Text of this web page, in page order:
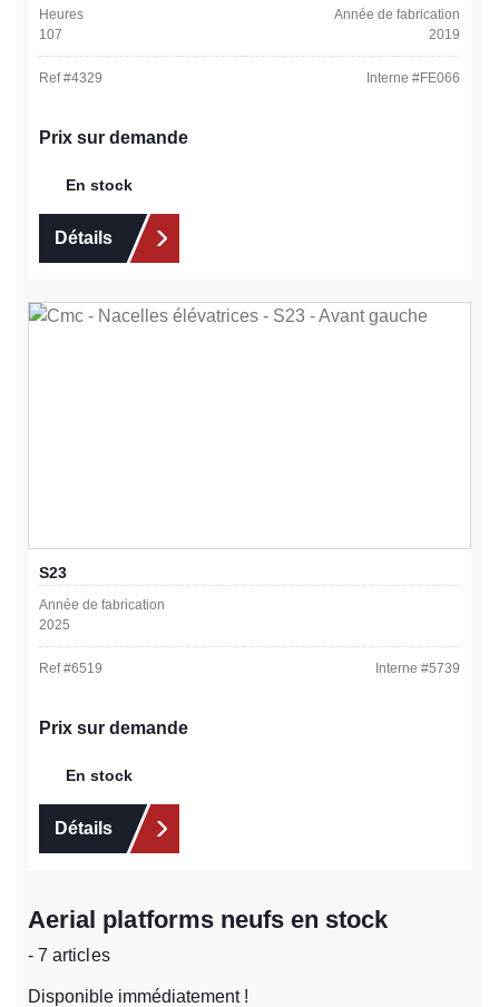
Heures
107
Année de fabrication
2019
Ref #4329 Interne #FE066
Prix sur demande
En stock
Détails
S23
Année de fabrication
2025
Ref #6519 Interne #5739
Prix sur demande
En stock
Détails
Aerial platforms neufs en stock
- 7 articles
Disponible immédiatement !